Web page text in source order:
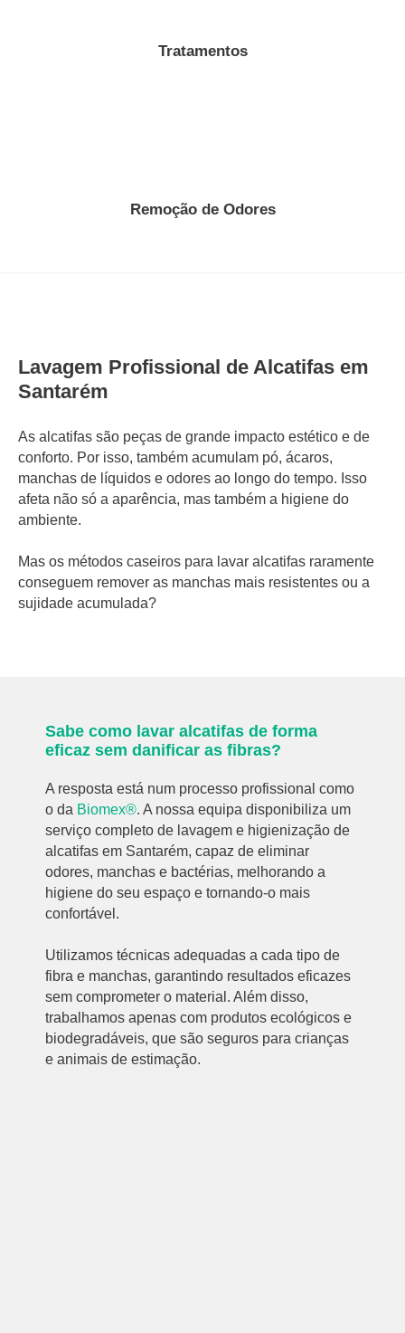
Tratamentos
Remoção de Odores
Lavagem Profissional de Alcatifas em
Santarém
As alcatifas são peças de grande impacto estético e de
conforto. Por isso, também acumulam pó, ácaros,
manchas de líquidos e odores ao longo do tempo. Isso
afeta não só a aparência, mas também a higiene do
ambiente.
Mas os métodos caseiros para lavar alcatifas raramente
conseguem remover as manchas mais resistentes ou a
sujidade acumulada?
Sabe como lavar alcatifas de forma
eficaz sem danificar as fibras?
A resposta está num processo profissional como
o da Biomex®. A nossa equipa disponibiliza um
serviço completo de lavagem e higienização de
alcatifas em Santarém, capaz de eliminar
odores, manchas e bactérias, melhorando a
higiene do seu espaço e tornando-o mais
confortável.
Utilizamos técnicas adequadas a cada tipo de
fibra e manchas, garantindo resultados eficazes
sem comprometer o material. Além disso,
trabalhamos apenas com produtos ecológicos e
biodegradáveis, que são seguros para crianças
e animais de estimação.